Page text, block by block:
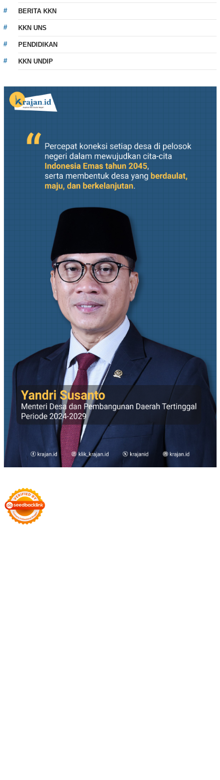
BERITA KKN
KKN UNS
PENDIDIKAN
KKN UNDIP